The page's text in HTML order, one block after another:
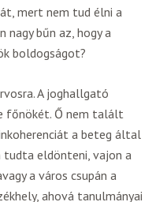
mert nem tud élni a
bűn az, hogy a
boldogságot?
A joghallgató
főnökét. Ő nem talált
a beteg által
eldönteni, vajon a
a város csupán a
ahová tanulmányai